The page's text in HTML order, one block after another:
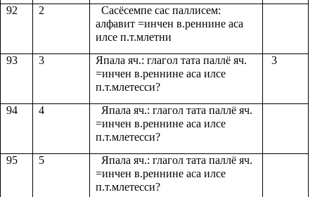
92 2
Сасёсемпе сас паллисем:
алфавит =инчен в.реннине аса
илсе п.т.млетни
93
3
Япала яч.: глагол тата паллё яч.
=инчен в.реннине аса илсе
п.т.млетесси?
3
94 4
Япала яч.: глагол тата паллё яч.
=инчен в.реннине аса илсе
п.т.млетесси?
95
5
Япала яч.: глагол тата паллё яч.
=инчен в.реннине аса илсе
п.т.млетесси?